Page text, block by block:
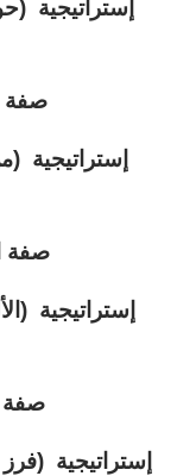
إستراتيجية
صفة
إستراتيجية
صفة
إستراتيجية
صفة
إستراتيجية